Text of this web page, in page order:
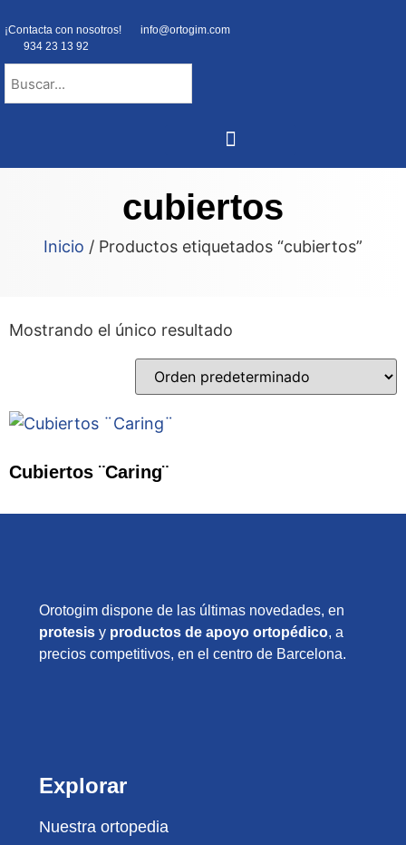
¡Contacta con nosotros!
info@ortogim.com
934 23 13 92
cubiertos
Inicio / Productos etiquetados “cubiertos”
Mostrando el único resultado
Cubiertos ¨Caring¨
Orotogim dispone de las últimas novedades, en
protesis y productos de apoyo ortopédico, a
precios competitivos, en el centro de Barcelona.
Explorar
Nuestra ortopedia